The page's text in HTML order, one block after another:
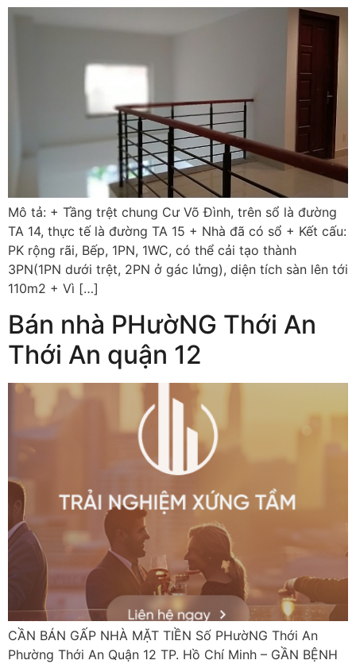
Mô tả: + Tầng trệt chung Cư Võ Đình, trên sổ là đường
TA 14, thực tế là đường TA 15 + Nhà đã có sổ + Kết cấu:
PK rộng rãi, Bếp, 1PN, 1WC, có thể cải tạo thành
3PN(1PN dưới trệt, 2PN ở gác lửng), diện tích sàn lên tới
110m2 + Vì […]
Bán nhà PHườNG Thới An
Thới An quận 12
CẦN BÁN GẤP NHÀ MẶT TIỀN Số PHườNG Thới An
Phường Thới An Quận 12 TP. Hồ Chí Minh – GẦN BỆNH